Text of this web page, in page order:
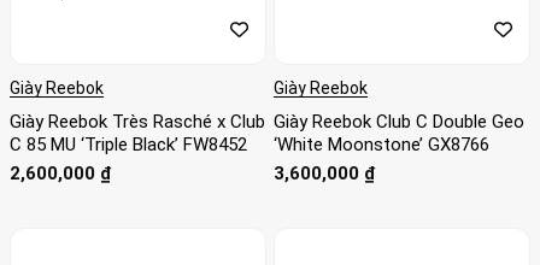
Giày Reebok
Giày Reebok Très Rasché x Club
C 85 MU ‘Triple Black’ FW8452
2,600,000 ₫
Giày Reebok
Giày Reebok Club C Double Geo
‘White Moonstone’ GX8766
3,600,000 ₫